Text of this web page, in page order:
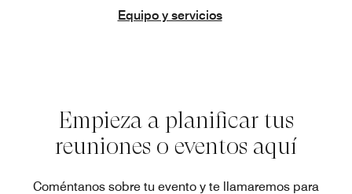
Equipo y servicios
Empieza a planificar tus
reuniones o eventos aquí
Coméntanos sobre tu evento y te llamaremos para